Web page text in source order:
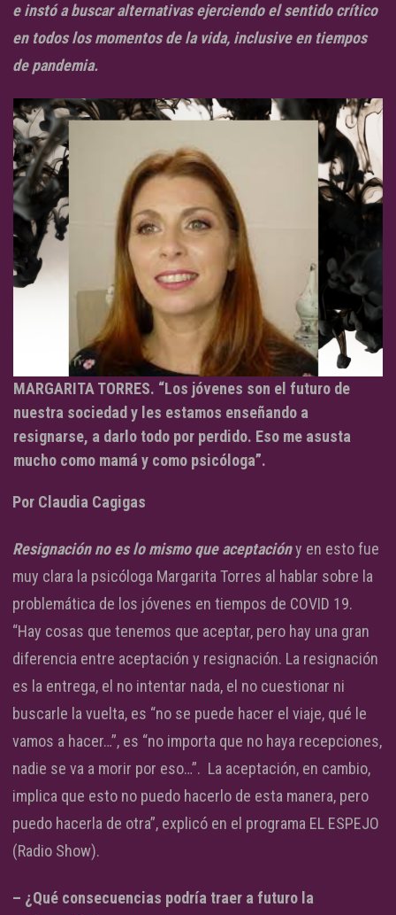
e instó a buscar alternativas ejerciendo el sentido crítico
en todos los momentos de la vida, inclusive en tiempos
de pandemia.
MARGARITA TORRES. “Los jóvenes son el futuro de
nuestra sociedad y les estamos enseñando a
resignarse, a darlo todo por perdido. Eso me asusta
mucho como mamá y como psicóloga”.
Por Claudia Cagigas
Resignación no es lo mismo que aceptacióny en esto fue
muy clara la psicóloga Margarita Torres al hablar sobre la
problemática de los jóvenes en tiempos de COVID 19.
“Hay cosas que tenemos que aceptar, pero hay una gran
diferencia entre aceptación y resignación. La resignación
es la entrega, el no intentar nada, el no cuestionar ni
buscarle la vuelta, es “no se puede hacer el viaje, qué le
vamos a hacer…”, es “no importa que no haya recepciones,
nadie se va a morir por eso…”. La aceptación, en cambio,
implica que esto no puedo hacerlo de esta manera, pero
puedo hacerla de otra”, explicó en el programa EL ESPEJO
(Radio Show).
– ¿Qué consecuencias podría traer a futuro la